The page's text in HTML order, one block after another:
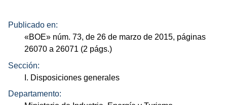
Publicado en:
«BOE» núm. 73, de 26 de marzo de 2015, páginas
26070 a 26071 (2 págs.)
Sección:
I. Disposiciones generales
Departamento: